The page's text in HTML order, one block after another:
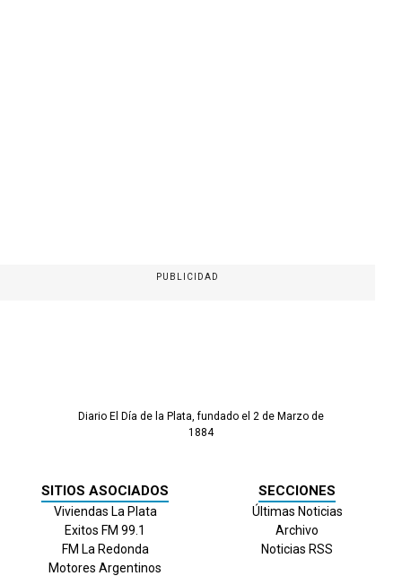
PUBLICIDAD
Diario El Día de la Plata, fundado el 2 de Marzo de
1884
SITIOS ASOCIADOS
Viviendas La Plata
Exitos FM 99.1
FM La Redonda
Motores Argentinos
SECCIONES
Últimas Noticias
Archivo
Noticias RSS